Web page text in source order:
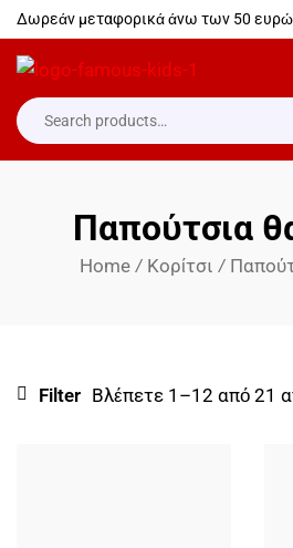
Δωρεάν μεταφορικά άνω των 50
Παπούτσια
Home / Κορίτσι /
Filter Βλέπετε 1–12 από 21